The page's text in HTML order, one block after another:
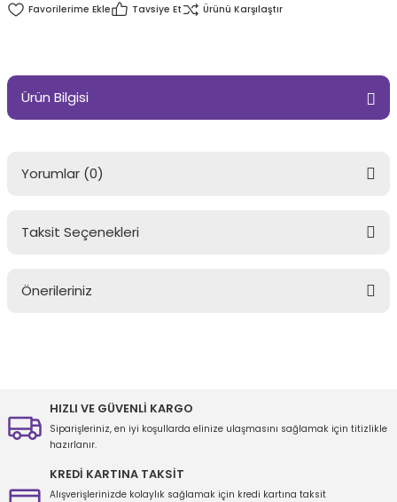
Tavsiye Et Ürünü Karşılaştır
Ürün Bilgisi
Yorumlar (0)
Taksit Seçenekleri
Önerileriniz
Ürün resmi kalitesiz, bozuk veya görüntülenemiyor.
Ürün bilgilerinde hatalar bulunuyor.
HIZLI VE GÜVENLİ KARGO
Siparişleriniz, en iyi koşullarda elinize ulaşmasını sağlamak için titizlikle
hazırlanır.
KREDİ KARTINA TAKSİT
Alışverişlerinizde kolaylık sağlamak için kredi kartına taksit